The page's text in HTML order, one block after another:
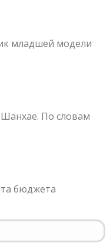
младшей модели
Шанхае. По словам
бюджета